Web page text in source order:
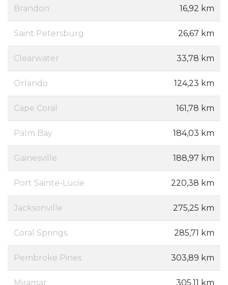
Brandon 16,92 km
Saint Petersburg 26,67 km
Clearwater 33,78 km
Orlando 124,23 km
Cape Coral 161,78 km
Palm Bay 184,03 km
Gainesville 188,97 km
Port Sainte-Lucie 220,38 km
Jacksonville 275,25 km
Coral Springs 285,71 km
Pembroke Pines 303,89 km
Miramar 305,11 km